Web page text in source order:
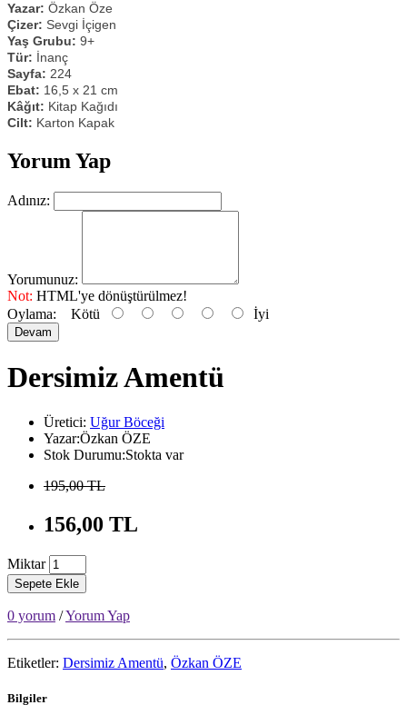
Yazar: Özkan Öze
Çizer: Sevgi İçigen
Yaş Grubu: 9+
Tür: İnanç
Sayfa: 224
Ebat: 16,5 x 21 cm
Kâğıt: Kitap Kağıdı
Cilt: Karton Kapak
Yorum Yap
Adınız:
Yorumunuz:
Not: HTML'ye dönüştürülmez!
Oylama: Kötü İyi
Devam
Dersimiz Amentü
Üretici: Uğur Böceği
Yazar:Özkan ÖZE
Stok Durumu:Stokta var
195,00 TL
156,00 TL
Miktar
Sepete Ekle
0 yorum /Yorum Yap
Etiketler: Dersimiz Amentü, Özkan ÖZE
Bilgiler